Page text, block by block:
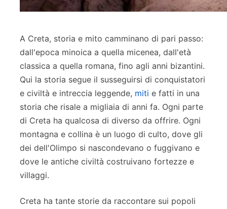
A Creta, storia e mito camminano di pari passo:
dall'epoca minoica a quella micenea, dall'età
classica a quella romana, fino agli anni bizantini.
Qui la storia segue il susseguirsi di conquistatori
e civiltà e intreccia leggende, miti e fatti in una
storia che risale a migliaia di anni fa. Ogni parte
di Creta ha qualcosa di diverso da offrire. Ogni
montagna e collina è un luogo di culto, dove gli
dei dell'Olimpo si nascondevano o fuggivano e
dove le antiche civiltà costruivano fortezze e
villaggi.
Creta ha tante storie da raccontare sui popoli